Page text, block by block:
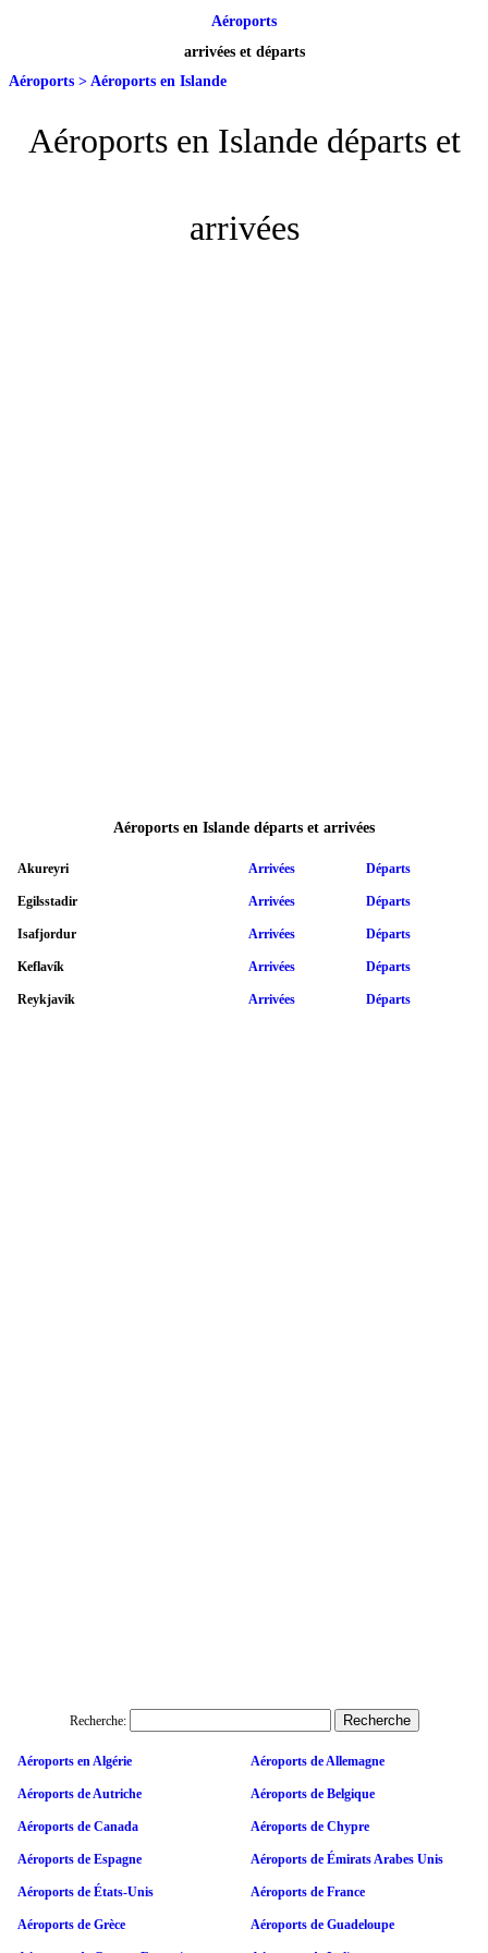
Aéroports
arrivées et départs
Aéroports > Aéroports en Islande
Aéroports en Islande départs et
arrivées
Aéroports en Islande départs et arrivées
Akureyri Arrivées Départs
Egilsstadir Arrivées Départs
Isafjordur Arrivées Départs
Keflavík Arrivées Départs
Reykjavik Arrivées Départs
Recherche:
Aéroports en Algérie Aéroports de Allemagne
Aéroports de Autriche Aéroports de Belgique
Aéroports de Canada Aéroports de Chypre
Aéroports de Espagne Aéroports de Émirats Arabes Unis
Aéroports de États-Unis Aéroports de France
Aéroports de Grèce Aéroports de Guadeloupe